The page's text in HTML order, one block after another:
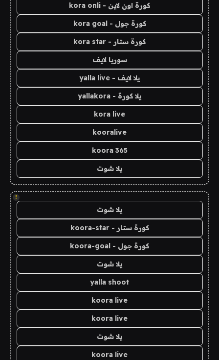
كورة اون لاين - kora onli
كورة جول - kora goal
كورة ستار - kora star
سوريا لايف
يلا لايف - yalla live
يلا كورة - yallakora
kora live
kooralive
koora 365
يلا شوت
!
يلا شوت
كورة ستار - koora-star
كورة جول - koora-goal
يلا شوت
yalla shoot
koora live
koora live
يلا شوت
koora live